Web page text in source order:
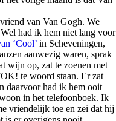
van Van Gogh. We
had ik hem niet lang voor
‘Cool’ in Scheveningen,
aanwezig waren, sprak
wijn op, zat te zoenen met
te woord staan. Er zat
daarvoor had ik hem ooit
in het telefoonboek. Ik
vriendelijk toe en zei dat hij